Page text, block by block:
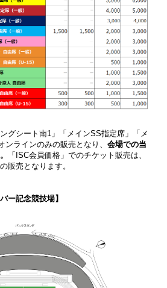
グシート南1」「メインSS指定席」「メ
ンラインのみの販売となり、 会場での当
「ISC会員価格」でのチケット販売は、
販売となります。
ー記念競技場】